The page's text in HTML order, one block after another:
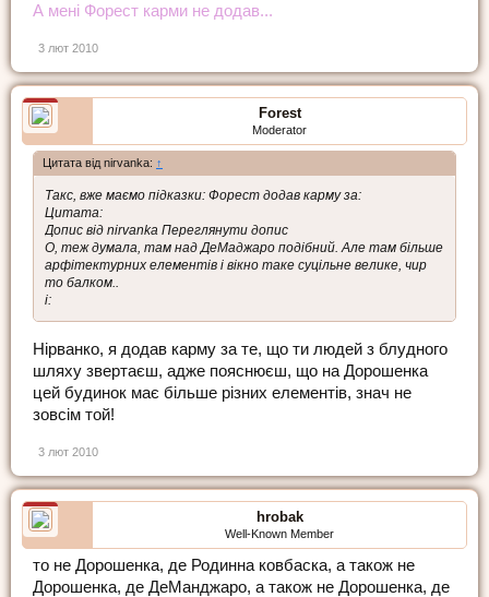
А мені Форест карми не додав...
3 лют 2010
Forest
Moderator
Цитата від nirvanka: ↑
Такс, вже маємо підказки: Форест додав карму за:
Цитата:
Допис від nirvanka Переглянути допис
О, теж думала, там над ДеМаджаро подібний. Але там більше
арфітектурних елементів і вікно таке суцільне велике, чир
то балком..
і:
Нірванко, я додав карму за те, що ти людей з блудного
шляху звертаєш, адже пояснюєш, що на Дорошенка
цей будинок має більше різних елементів, знач не
зовсім той!
3 лют 2010
hrobak
Well-Known Member
то не Дорошенка, де Родинна ковбаска, а також не
Дорошенка, де ДеМанджаро, а також не Дорошенка, де